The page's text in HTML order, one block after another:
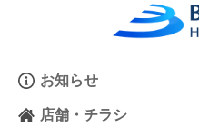
お知らせ
店舗・チラシ